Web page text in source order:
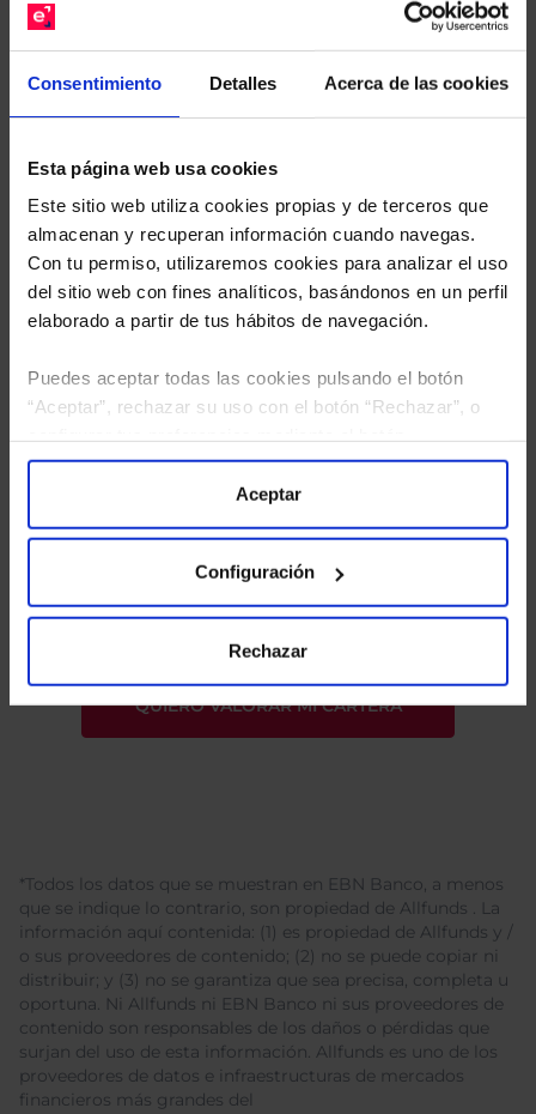
Consentimiento Detalles Acerca de las cookies
Esta página web usa cookies
Este sitio web utiliza cookies propias y de terceros que
almacenan y recuperan información cuando navegas.
Con tu permiso, utilizaremos cookies para analizar el uso
del sitio web con fines analíticos, basándonos en un perfil
elaborado a partir de tus hábitos de navegación.
Puedes aceptar todas las cookies pulsando el botón
“Aceptar”, rechazar su uso con el botón “Rechazar”, o
“Configuración”. Consulta nuestraPolítica
para más información.
Aceptar
Configuración
Rechazar
sus Fondos y nuestros expertos le enviarán un
tratamiento de mis datos personales.
*Todos los datos que se muestran en EBN Banco, a menos
que se indique lo contrario, son propiedad de Allfunds . La
información aquí contenida: (1) es propiedad de Allfunds y /
o sus proveedores de contenido; (2) no se puede copiar ni
distribuir; y (3) no se garantiza que sea precisa, completa u
oportuna. Ni Allfunds ni EBN Banco ni sus proveedores de
contenido son responsables de los daños o pérdidas que
surjan del uso de esta información. Allfunds es uno de los
proveedores de datos e infraestructuras de mercados
financieros más grandes del